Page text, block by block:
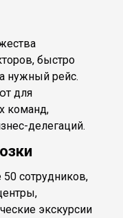
быстро
нужный рейс.
для
команд,
делегаций.
сотрудников,
экскурсии